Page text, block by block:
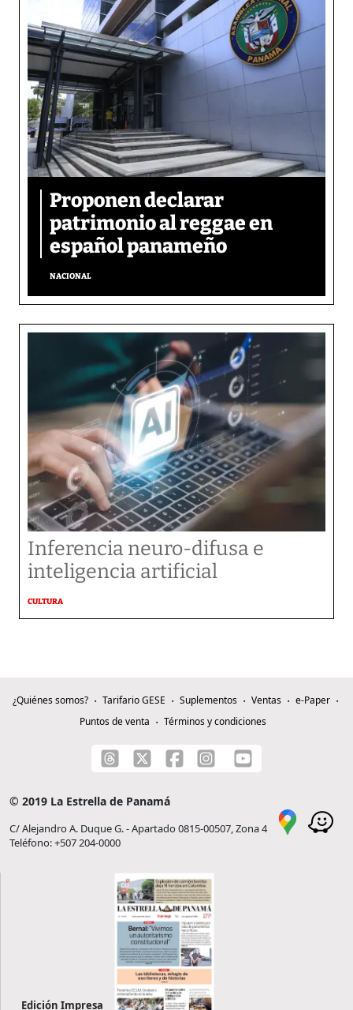
Proponen declarar
patrimonio al reggae en
español panameño
NACIONAL
Inferencia neuro-difusa e
inteligencia artificial
CULTURA
¿Quiénes somos? Tarifario GESE Suplementos Ventas
e-Paper
Puntos de venta
Términos y condiciones
© 2019 La Estrella de Panamá
C/ Alejandro A. Duque G. - Apartado 0815-00507, Zona 4
Teléfono: +507 204-0000
Edición Impresa